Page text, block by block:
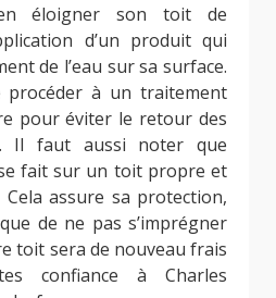
éloigner son toit de
d’un produit qui
de l’eau sur sa surface.
à un traitement
pour éviter le retour des
Il faut aussi noter que
fait sur un toit propre et
assure sa protection,
de ne pas s’imprégner
toit sera de nouveau frais
confiance à Charles